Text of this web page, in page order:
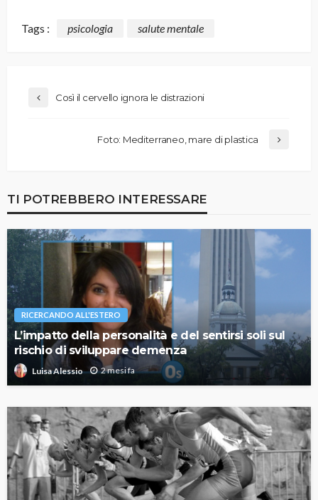
Tags : psicologia salute mentale
Così il cervello ignora le distrazioni
Foto: Mediterraneo, mare di plastica
TI POTREBBERO INTERESSARE
RICERCANDO ALL'ESTERO
L’impatto della personalità e del sentirsi soli sul
rischio di sviluppare demenza
Luisa Alessio 2 mesi fa